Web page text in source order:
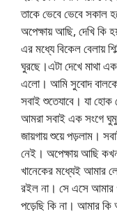
তাকে ভেবে ভেবে সকাল
অপেক্ষায় আছি, দেখি কি
এর মধ্যে বিকেল বেলায়
ঘুরছে।এটা দেখে মাথা
এলো। আমি সুবোদ
সবাই শুতেযাবে। যা
আমরা সবাই এক সংগে
জায়গায় শুয়ে পড়লাম।
নেই। অপেক্ষায় আছি
খানেকের মধ্যেই আমার
রইল না। সে এসে আমার
পড়েছি কি না। আমার